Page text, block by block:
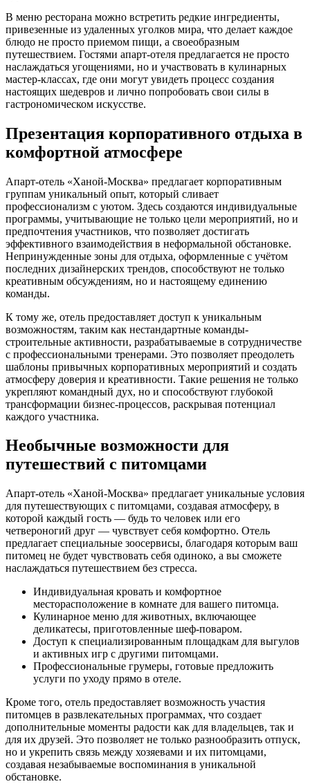
В меню ресторана можно встретить редкие ингредиенты,
привезенные из удаленных уголков мира, что делает каждое
блюдо не просто приемом пищи, а своеобразным
путешествием. Гостями апарт-отеля предлагается не просто
наслаждаться угощениями, но и участвовать в кулинарных
мастер-классах, где они могут увидеть процесс создания
настоящих шедевров и лично попробовать свои силы в
гастрономическом искусстве.
Презентация корпоративного отдыха в
комфортной атмосфере
Апарт-отель «Ханой-Москва» предлагает корпоративным
группам уникальный опыт, который сливает
профессионализм с уютом. Здесь создаются индивидуальные
программы, учитывающие не только цели мероприятий, но и
предпочтения участников, что позволяет достигать
эффективного взаимодействия в неформальной обстановке.
Непринужденные зоны для отдыха, оформленные с учётом
последних дизайнерских трендов, способствуют не только
креативным обсуждениям, но и настоящему единению
команды.
К тому же, отель предоставляет доступ к уникальным
возможностям, таким как нестандартные команды-
строительные активности, разрабатываемые в сотрудничестве
с профессиональными тренерами. Это позволяет преодолеть
шаблоны привычных корпоративных мероприятий и создать
атмосферу доверия и креативности. Такие решения не только
укрепляют командный дух, но и способствуют глубокой
трансформации бизнес-процессов, раскрывая потенциал
каждого участника.
Необычные возможности для
путешествий с питомцами
Апарт-отель «Ханой-Москва» предлагает уникальные условия
для путешествующих с питомцами, создавая атмосферу, в
которой каждый гость — будь то человек или его
четвероногий друг — чувствует себя комфортно. Отель
предлагает специальные зоосервисы, благодаря которым ваш
питомец не будет чувствовать себя одиноко, а вы сможете
наслаждаться путешествием без стресса.
Индивидуальная кровать и комфортное
месторасположение в комнате для вашего питомца.
Кулинарное меню для животных, включающее
деликатесы, приготовленные шеф-поваром.
Доступ к специализированным площадкам для выгулов
и активных игр с другими питомцами.
Профессиональные грумеры, готовые предложить
услуги по уходу прямо в отеле.
Кроме того, отель предоставляет возможность участия
питомцев в развлекательных программах, что создает
дополнительные моменты радости как для владельцев, так и
для их друзей. Это позволяет не только разнообразить отпуск,
но и укрепить связь между хозяевами и их питомцами,
создавая незабываемые воспоминания в уникальной
обстановке.